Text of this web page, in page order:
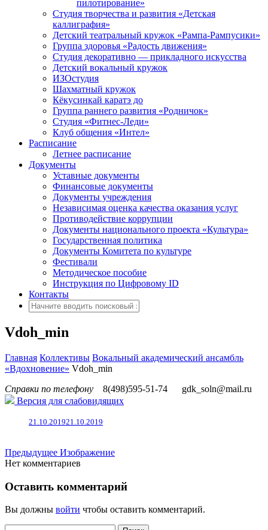
пилотирование»
Студия творчества и развития «Детская
каллиграфия»
Детский театральный кружок «Рампа-Рампусики»
Группа здоровья «Радость движения»
Студия декоративно — прикладного искусства
Детский вокальный кружок
ИЗОстудия
Шахматный кружок
Кёкусинкай каратэ до
Группа раннего развития «Родничок»
Cтудия «Фитнес-Леди»
Клуб общения «Интел»
Расписание
Летнее расписание
Документы
Уставные документы
Финансовые документы
Документы учреждения
Независимая оценка качества оказания услуг
Противодействие коррупции
Документы национального проекта «Культура»
Государственная политика
Документы Комитета по культуре
Фестивали
Методическое пособие
Инструкция по Цифровому ID
Контакты
Vdoh_min
Главная Коллективы Вокальный академический ансамбль
«Вдохновение» Vdoh_min
Справки по телефону
8(498)595-51-74
gdk_soln@mail.ru
Версия для слабовидящих
21.10.201921.10.2019
Предыдущее Изображение
Нет комментариев
Оставить комментарий
Вы должны войти чтобы оставить комментарий.